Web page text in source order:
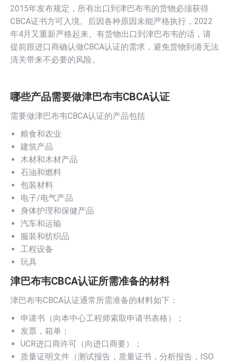
2015年发布规定，所有出口到津巴布韦的货物必须获得
CBCA证书方可入境。后因各种原因未能严格执行，2022
年4月又重新严格起来。有货物出口到津巴布韦的话，请
提前跟进口商确认做CBCA认证的需求，避免货物到港无法
清关带来不必要的风险。
哪些产品需要做津巴布韦CBCA认证
需要做津巴布韦CBCA认证的产品包括
粮食和农业
建筑产品
木材和木材产品
石油和燃料
包装材料
电子/电气产品
身体护理和保健产品
汽车和运输
服装和纺织品
工程设备
玩具
津巴布韦CBCA认证所需准备的材料
津巴布韦CBCA认证通常所需准备的材料如下：
申请书（向本中心工程师索取申请书表格）；
发票，箱单；
UCR进口商许可（向进口商要）；
质量证明文件（测试报告，质量证书，分析报告，ISO